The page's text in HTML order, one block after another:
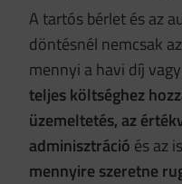
A tartós bérlet és az
döntésnél nemcsak
mennyi a havi díj
teljes költséghez
üzemeltetés, az
adminisztráció és az
mennyire szeretne